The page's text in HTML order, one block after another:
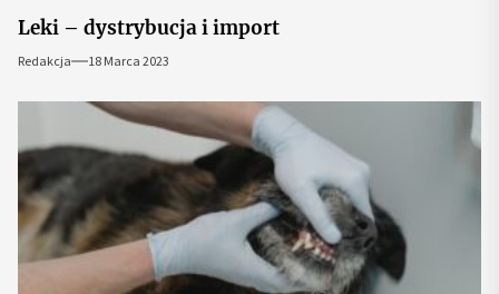
Leki – dystrybucja i import
Redakcja 18 Marca 2023